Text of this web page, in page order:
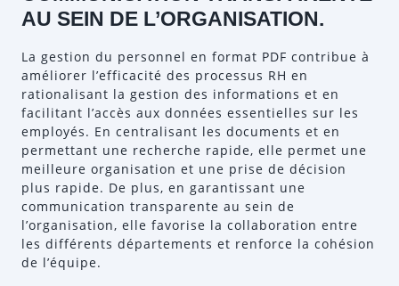
AU SEIN DE L’ORGANISATION.
La gestion du personnel en format PDF contribue à
améliorer l’efficacité des processus RH en
rationalisant la gestion des informations et en
facilitant l’accès aux données essentielles sur les
employés. En centralisant les documents et en
permettant une recherche rapide, elle permet une
meilleure organisation et une prise de décision
plus rapide. De plus, en garantissant une
communication transparente au sein de
l’organisation, elle favorise la collaboration entre
les différents départements et renforce la cohésion
de l’équipe.